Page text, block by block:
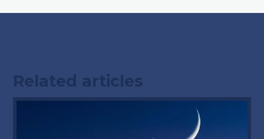
Related articles